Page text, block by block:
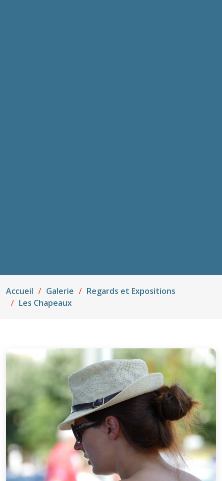
Accueil Galerie
Regards et Expositions
Les Chapeaux